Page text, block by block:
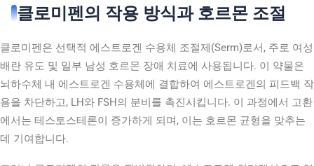
클로미펜의 작용 방식과 호르몬 조절
클로미펜은 선택적 에스트로겐 수용체 조절제(Serm)로서, 주로 여성
배란 유도 및 일부 남성 호르몬 장애 치료에 사용됩니다. 이 약물은
뇌하수체 내 에스트로겐 수용체에 결합하여 에스트로겐의 피드백 작
용을 차단하고, LH와 FSH의 분비를 촉진시킵니다. 이 과정에서 고환
에서는 테스토스테론이 증가하게 되며, 이는 호르몬 균형을 맞추는
데 기여합니다.